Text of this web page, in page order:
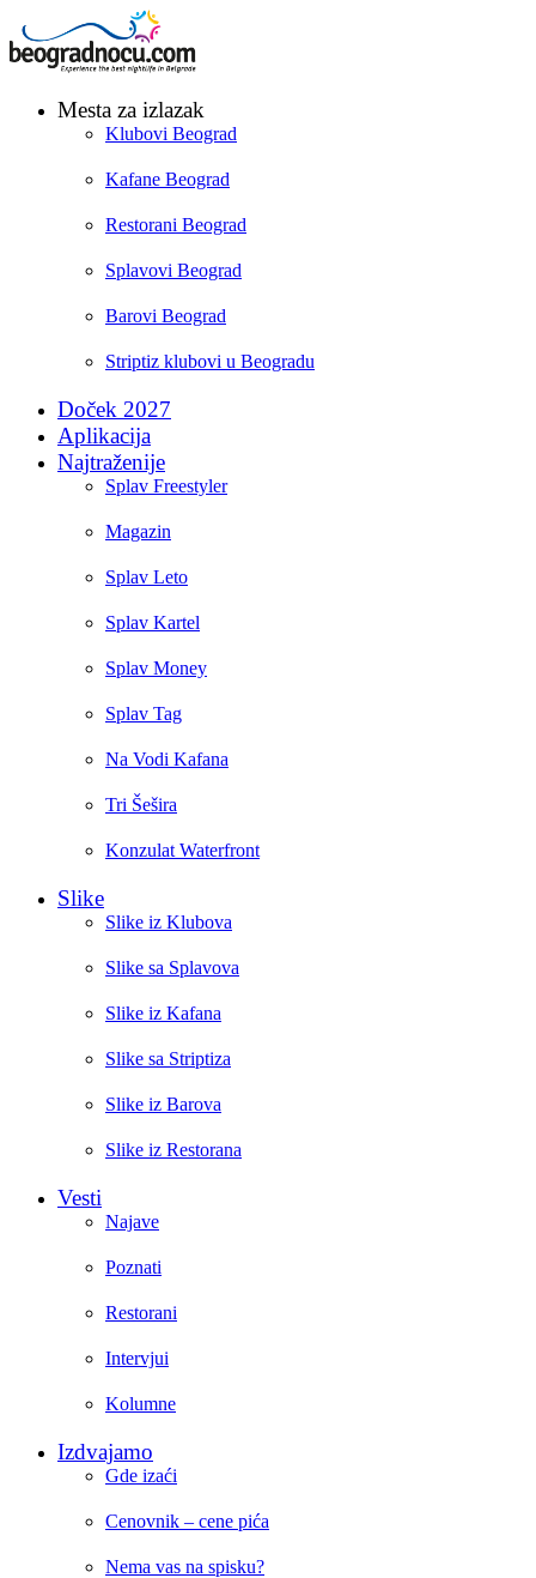
Mesta za izlazak
Klubovi Beograd
Kafane Beograd
Restorani Beograd
Splavovi Beograd
Barovi Beograd
Striptiz klubovi u Beogradu
Doček 2027
Aplikacija
Najtraženije
Splav Freestyler
Magazin
Splav Leto
Splav Kartel
Splav Money
Splav Tag
Na Vodi Kafana
Tri Šešira
Konzulat Waterfront
Slike
Slike iz Klubova
Slike sa Splavova
Slike iz Kafana
Slike sa Striptiza
Slike iz Barova
Slike iz Restorana
Vesti
Najave
Poznati
Restorani
Intervjui
Kolumne
Izdvajamo
Gde izaći
Cenovnik – cene pića
Nema vas na spisku?